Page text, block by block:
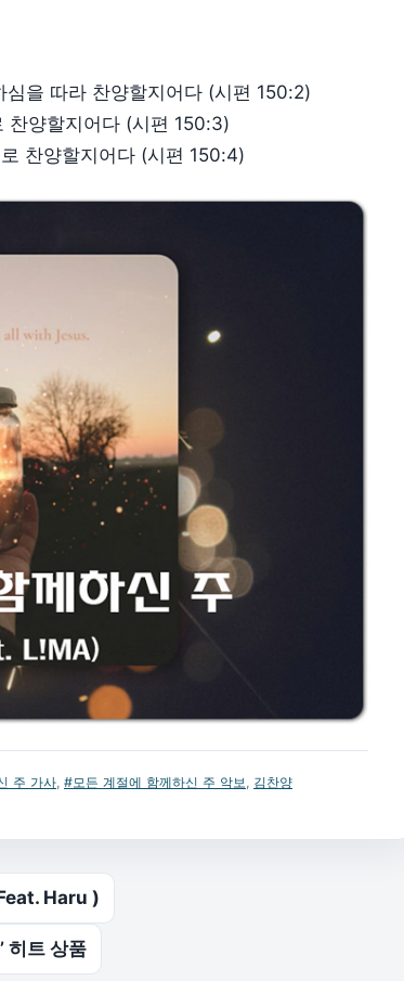
을 따라 찬양할지어다 (시편 150:2)
찬양할지어다 (시편 150:3)
찬양할지어다 (시편 150:4)
주 가사, #모든 계절에 함께하신 주 악보, 김찬양
Haru )
히트 상품